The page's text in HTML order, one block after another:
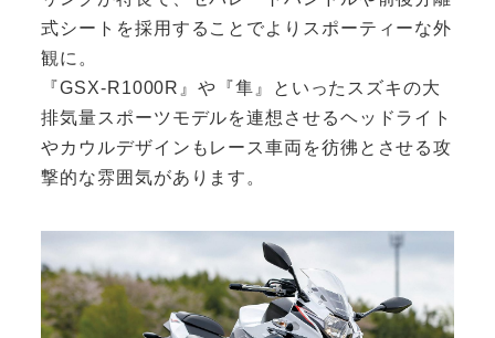
式シートを採用することでよりスポーティーな外
観に。
『GSX-R1000R』や『隼』といったスズキの大
排気量スポーツモデルを連想させるヘッドライト
やカウルデザインもレース車両を彷彿とさせる攻
撃的な雰囲気があります。